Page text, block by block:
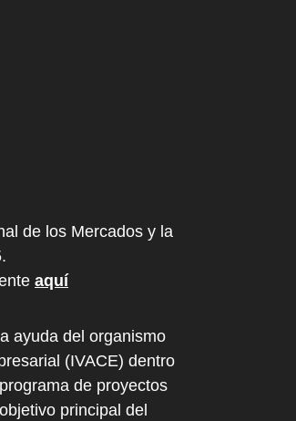
de los Mercados y la
aquí
ayuda del organismo
(IVACE) dentro
de proyectos
principal del